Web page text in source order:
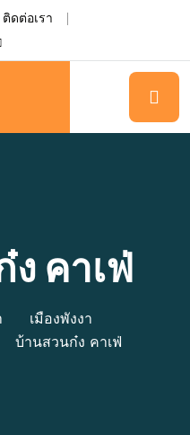
ติดต่อเรา
คาเฟ่
เมืองพังงา
บ้านสวนก๋ง คาเฟ่